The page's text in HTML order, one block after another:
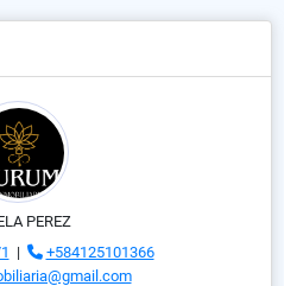
PEREZ
|
+584125101366